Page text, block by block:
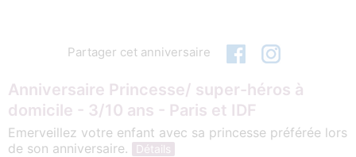
Partager cet anniversaire
Anniversaire Princesse/ super-héros à
domicile - 3/10 ans - Paris et IDF
Emerveillez votre enfant avec sa princesse préférée lors
de son anniversaire.
Détails